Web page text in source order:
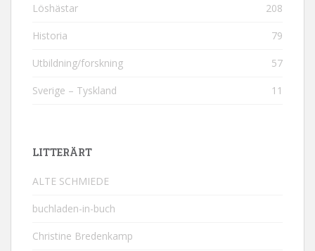
Löshästar 208
Historia 79
Utbildning/forskning 57
Sverige – Tyskland 11
LITTERÄRT
ALTE SCHMIEDE
buchladen-in-buch
Christine Bredenkamp